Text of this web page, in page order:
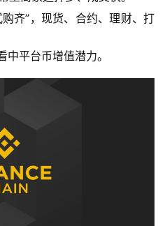
齐”，现货、合约、理财、打
平台币增值潜力。